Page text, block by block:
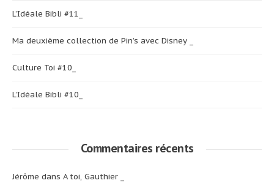
L’Idéale Bibli #11_
Ma deuxième collection de Pin’s avec Disney _
Culture Toi #10_
L’Idéale Bibli #10_
Commentaires récents
Jérôme dans A toi, Gauthier _